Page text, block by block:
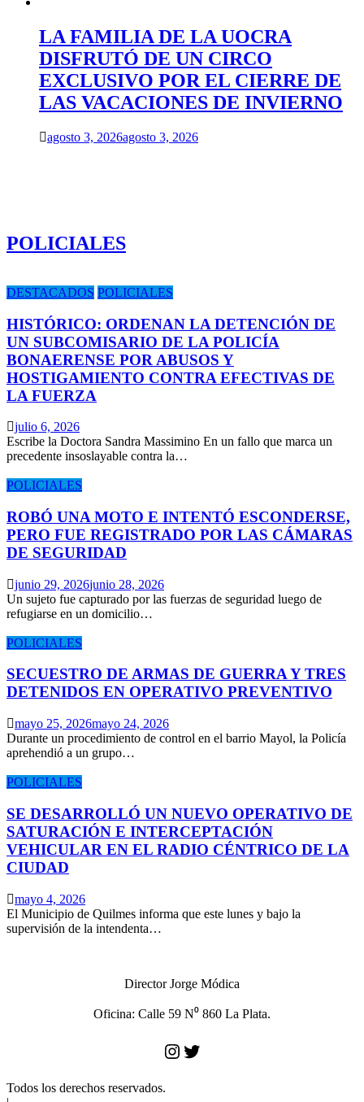
LA FAMILIA DE LA UOCRA
DISFRUTÓ DE UN CIRCO
EXCLUSIVO POR EL CIERRE DE
LAS VACACIONES DE INVIERNO
agosto 3, 2026agosto 3, 2026
POLICIALES
DESTACADOS POLICIALES
HISTÓRICO: ORDENAN LA DETENCIÓN DE
UN SUBCOMISARIO DE LA POLICÍA
BONAERENSE POR ABUSOS Y
HOSTIGAMIENTO CONTRA EFECTIVAS DE
LA FUERZA
julio 6, 2026
Escribe la Doctora Sandra Massimino En un fallo que marca un
precedente insoslayable contra la…
POLICIALES
ROBÓ UNA MOTO E INTENTÓ ESCONDERSE,
PERO FUE REGISTRADO POR LAS CÁMARAS
DE SEGURIDAD
junio 29, 2026junio 28, 2026
Un sujeto fue capturado por las fuerzas de seguridad luego de
refugiarse en un domicilio…
POLICIALES
SECUESTRO DE ARMAS DE GUERRA Y TRES
DETENIDOS EN OPERATIVO PREVENTIVO
mayo 25, 2026mayo 24, 2026
Durante un procedimiento de control en el barrio Mayol, la Policía
aprehendió a un grupo…
POLICIALES
SE DESARROLLÓ UN NUEVO OPERATIVO DE
SATURACIÓN E INTERCEPTACIÓN
VEHICULAR EN EL RADIO CÉNTRICO DE LA
CIUDAD
mayo 4, 2026
El Municipio de Quilmes informa que este lunes y bajo la
supervisión de la intendenta…
Director Jorge Módica
Oficina: Calle 59 N⁰ 860 La Plata.
Instagram
Twitter
Todos los derechos reservados.